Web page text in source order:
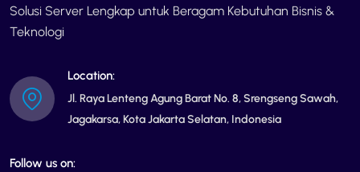
Solusi Server Lengkap untuk Beragam Kebutuhan Bisnis &
Teknologi
Location:
Jl. Raya Lenteng Agung Barat No. 8, Srengseng Sawah,
Jagakarsa, Kota Jakarta Selatan, Indonesia
Follow us on: